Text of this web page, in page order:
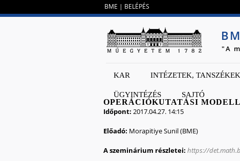
BME | BELÉPÉS
"A
KAR INTÉZETEK, TANSZÉKEK
ÜGYINTÉZÉS SAJTÓ
OPERÁCIÓKUTATÁSI
Időpont: 2017.04.27. 14:15
Előadó: Morapitiye Sunil (BME)
A szeminárium részletei: https://